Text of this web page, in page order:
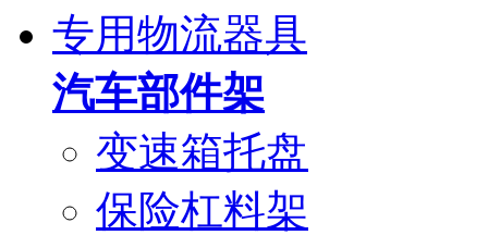
专用物流器具
汽车部件架
变速箱托盘
保险杠料架